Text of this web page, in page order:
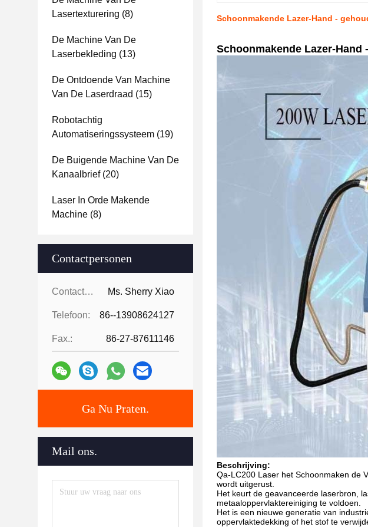
Lasertexturering (8)
De Machine Van De
Laserbekleding (13)
De Ontdoende Van Machine
Van De Laserdraad (15)
Robotachtig
Automatiseringssysteem (19)
De Buigende Machine Van De
Kanaalbrief(20)
Laser In Orde Makende
Machine (8)
Contactpersonen
Contactpersonen: Ms. Sherry Xiao
Telefoon: 86--13908624127
Fax.: 86-27-87611146
Ga Nu Praten.
Mail ons.
Schoonmakende Lazer-Hand -
Schoonmakende Lazer-
Beschrijving:
Qa-LC200 Laser het Schoonmaken de
wordt uitgerust.
Het keurt de geavanceerde laserbron,
metaaloppervlaktereiniging te voldoen.
Het is een nieuwe generatie van
oppervlaktedekking of het stof te